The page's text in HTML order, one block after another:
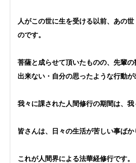
人がこの世に生を受ける以前、あの
のです。
菩薩と成らせて頂いたものの、先輩
出来ない・自分の思ったような行動
我々に課された人間修行の期間は、
皆さんは、日々の生活が苦しい事ば
これが人間界による法華経修行です。